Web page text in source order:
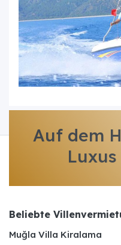
Auf dem
Luxus
Beliebte
Muğla Villa Kiralama